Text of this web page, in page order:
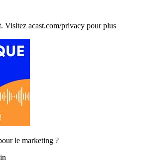
Visitez acast.com/privacy pour plus
le marketing ?